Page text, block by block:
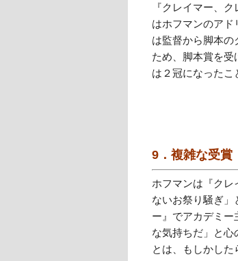
『クレイマー、
はホフマンのアド
は監督から脚本の
ため、脚本賞を受
は２冠になったこ
9．複雑な受賞
ホフマンは『クレ
ないお祭り騒ぎ」
ー』でアカデミ
な気持ちだ」と心
とは、もしかした